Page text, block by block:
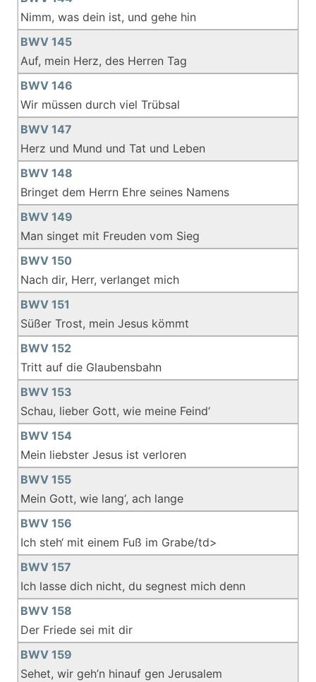
Nimm, was dein ist, und gehe hin
BWV 145
Auf, mein Herz, des Herren Tag
BWV 146
Wir müssen durch viel Trübsal
BWV 147
Herz und Mund und Tat und Leben
BWV 148
Bringet dem Herrn Ehre seines Namens
BWV 149
Man singet mit Freuden vom Sieg
BWV 150
Nach dir, Herr, verlanget mich
BWV 151
Süßer Trost, mein Jesus kömmt
BWV 152
Tritt auf die Glaubensbahn
BWV 153
Schau, lieber Gott, wie meine Feind‘
BWV 154
Mein liebster Jesus ist verloren
BWV 155
Mein Gott, wie lang‘, ach lange
BWV 156
Ich steh‘ mit einem Fuß im Grabe/td>
BWV 157
Ich lasse dich nicht, du segnest mich denn
BWV 158
Der Friede sei mit dir
BWV 159
Sehet, wir geh’n hinauf gen Jerusalem